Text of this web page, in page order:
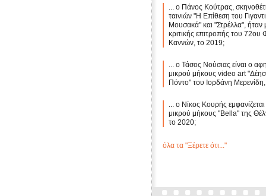
... ο Πάνος Κούτρας,
ταινιών "Η Επίθεση του
Μουσακά" και "Στρέλλα", ήταν
κριτικής επιτροπής του 72ου
Καννών, το 2019;
... ο Τάσος Νούσιας είναι ο
μικρού μήκους video art
Πόντο" του Ιορδάνη
... ο Νίκος Κουρής εμφανίζεται
μικρού μήκους "Bella" της
το 2020;
όλα τα "Ξέρετε ότι..."